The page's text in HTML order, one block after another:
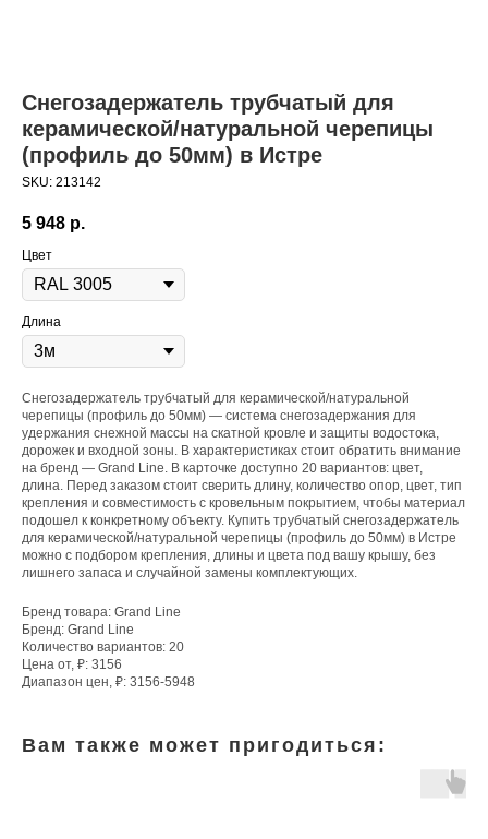
Снегозадержатель трубчатый для
керамической/натуральной черепицы
(профиль до 50мм) в Истре
SKU: 213142
5 948 р.
Цвет
Длина
Снегозадержатель трубчатый для керамической/натуральной
черепицы (профиль до 50мм) — система снегозадержания для
удержания снежной массы на скатной кровле и защиты водостока,
дорожек и входной зоны. В характеристиках стоит обратить внимание
на бренд — Grand Line. В карточке доступно 20 вариантов: цвет,
длина. Перед заказом стоит сверить длину, количество опор, цвет, тип
крепления и совместимость с кровельным покрытием, чтобы материал
подошел к конкретному объекту. Купить трубчатый снегозадержатель
для керамической/натуральной черепицы (профиль до 50мм) в Истре
можно с подбором крепления, длины и цвета под вашу крышу, без
лишнего запаса и случайной замены комплектующих.
Бренд товара: Grand Line
Бренд: Grand Line
Количество вариантов: 20
Цена от, ₽: 3156
Диапазон цен, ₽: 3156-5948
Вам также может пригодиться: